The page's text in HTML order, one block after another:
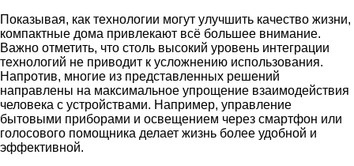
Показывая, как технологии могут улучшить качество жизни,
компактные дома привлекают всё большее внимание.
Важно отметить, что столь высокий уровень интеграции
технологий не приводит к усложнению использования.
Напротив, многие из представленных решений
направлены на максимальное упрощение взаимодействия
человека с устройствами. Например, управление
бытовыми приборами и освещением через смартфон или
голосового помощника делает жизнь более удобной и
эффективной.